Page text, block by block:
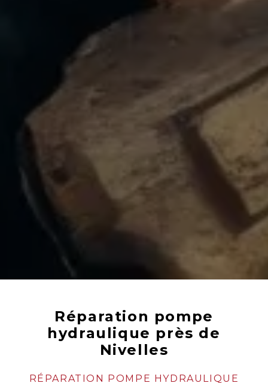
Réparation pompe
hydraulique près de
Nivelles
RÉPARATION POMPE HYDRAULIQUE